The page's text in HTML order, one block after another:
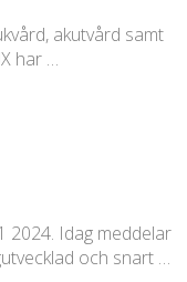
akutvård samt
har …
2024. Idag meddelar
och snart …